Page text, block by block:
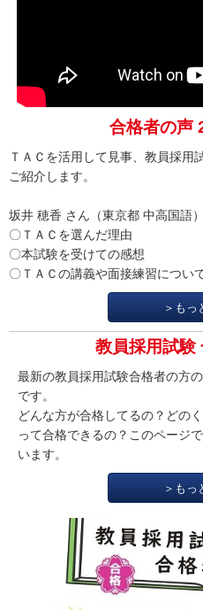
合格者の声
ＴＡＣを活用して見事、教員採用
ご紹介します。
坂井 穂香 さん（東京都 中高国語）
〇ＴＡＣを選んだ理由
〇本試験を受けての感想
〇ＴＡＣの講義や面接練習につ
＞もっ
教員採用試験
最新の教員採用試験合格者の方
です。
どんな方が合格してるの？どの
って合格できるの？このページ
います。
＞もっ